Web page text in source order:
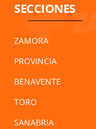
SECCIONES
ZAMORA
PROVINCIA
BENAVENTE
TORO
SANABRIA